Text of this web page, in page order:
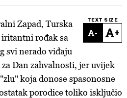
TEXT SIZE
- +
Zapad, Turska
rođak sa
svi nerado viđaju
Dan zahvalnosti, jer uvijek
koja donose spasonosne
porodice toliko isključio